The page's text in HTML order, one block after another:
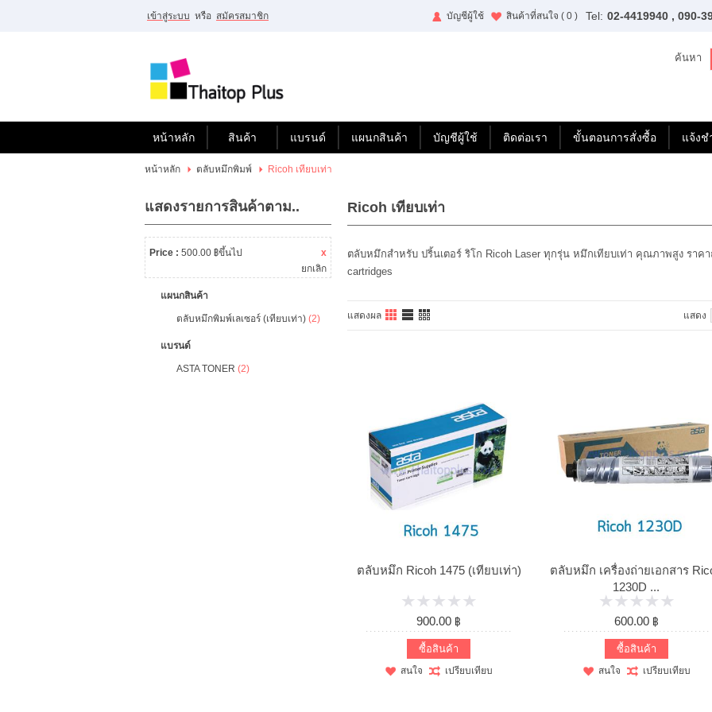
ไทย English
บัญชีผู้ใช้
ขั้นตอนการสั่งซื้อ
เข้าสู่ระบบ หรือ สมัครสมาชิก Tel: 02-4419940 , 090-
สินค้าที่สนใจ ( 0 )
บัญชีผู้ใช้
ค้นหา
หน้าหลัก สินค้า แบรนด์ แผนกสินค้า บัญชีผู้ใช้ ติดต่อเรา ขั้นตอนการสั่งซื้อ แจ้งช
หน้าหลัก ตลับหมึกพิมพ์ Ricoh เทียบเท่า
แสดงรายการสินค้าตาม..
Price : 500.00 ฿ขึ้นไป
x
ยกเลิก
แผนกสินค้า
ตลับหมึกพิมพ์เลเซอร์ (เทียบเท่า) (2)
แบรนด์
ASTA TONER (2)
Ricoh เทียบเท่า
ตลับหมึกสำหรับ ปริ้นเตอร์ ริโก Ricoh Laser ทุกรุ่น หมึกเทียบเท่า คุณภาพสูง ราค
cartridges
แสดงผล แสดง
ตลับหมึก Ricoh 1475 (เทียบเท่า)
900.00 ฿
ซื้อสินค้า
สนใจ เปรียบเทียบ
ตลับหมึก เครื่องถ่ายเอกสาร
1230D ...
600.00 ฿
ซื้อสินค้า
สนใจ เปรียบเทียบ